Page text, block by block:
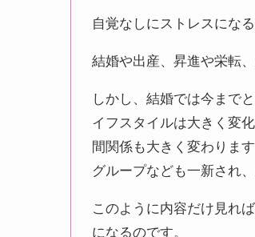
自覚なしにストレスにな
結婚や出産、昇進や栄転
しかし、結婚では今まで
イフスタイルは大きく変
間関係も大きく変わりま
グループなども一新され
このように内容だけ見れ
になるのです。